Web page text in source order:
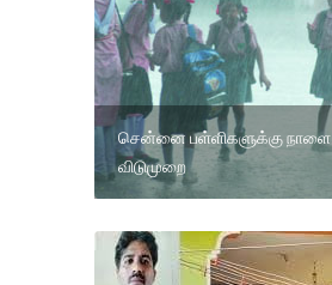
சென்னை பள்ளிகளுக்கு நாளை
விடுமுறை